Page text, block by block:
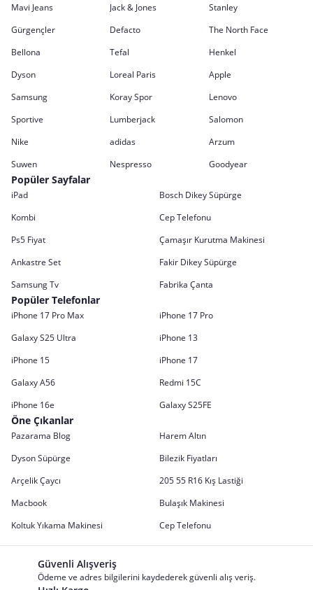
Mavi Jeans
Jack & Jones
Stanley
Gürgençler
Defacto
The North Face
Bellona
Tefal
Henkel
Dyson
Loreal Paris
Apple
Samsung
Koray Spor
Lenovo
Sportive
Lumberjack
Salomon
Nike
adidas
Arzum
Suwen
Nespresso Goodyear
Popüler Sayfalar
iPad
Bosch Dikey Süpürge
Kombi
Cep Telefonu
Ps5 Fiyat
Çamaşır Kurutma Makinesi
Ankastre Set
Fakir Dikey Süpürge
Samsung Tv
Fabrika Çanta
Popüler Telefonlar
iPhone 17 Pro Max
iPhone 17 Pro
Galaxy S25 Ultra
iPhone 13
iPhone 15
iPhone 17
Galaxy A56
Redmi 15C
iPhone 16e
Galaxy S25FE
Öne Çıkanlar
Pazarama Blog
Harem Altın
Dyson Süpürge
Bilezik Fiyatları
Arçelik Çaycı
205 55 R16 Kış Lastiği
Macbook
Bulaşık Makinesi
Koltuk Yıkama Makinesi
Cep Telefonu
Güvenli Alışveriş
Ödeme ve adres bilgilerini kaydederek güvenli alış veriş.